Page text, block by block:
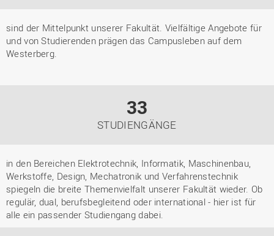
sind der Mittelpunkt unserer Fakultät. Vielfältige Angebote für
und von Studierenden prägen das Campusleben auf dem
Westerberg.
33
STUDIENGÄNGE
in den Bereichen Elektrotechnik, Informatik, Maschinenbau,
Werkstoffe, Design, Mechatronik und Verfahrenstechnik
spiegeln die breite Themenvielfalt unserer Fakultät wieder. Ob
regulär, dual, berufsbegleitend oder international - hier ist für
alle ein passender Studiengang dabei.